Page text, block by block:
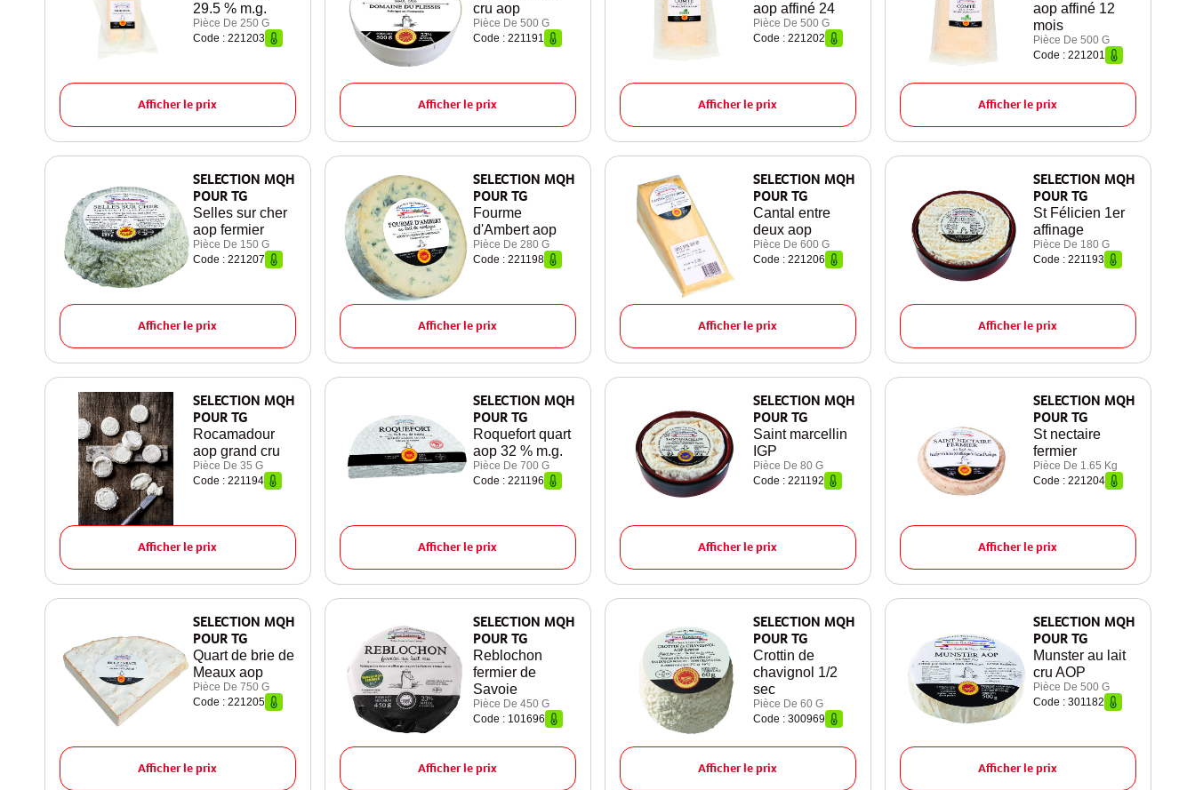
29.5 % m.g.
Pièce De 250 G
Code : 221203
Afficher le prix
cru aop
Pièce De 500 G
Code : 221191
Afficher le prix
aop affiné 24
Pièce De 500 G
Code : 221202
Afficher le prix
aop affiné 12
mois
Pièce De 500 G
Code : 221201
Afficher le prix
SELECTION MQH
POUR TG
Selles sur cher
aop fermier
Pièce De 150 G
Code : 221207
Afficher le prix
SELECTION MQH
POUR TG
Fourme
d'Ambert aop
Pièce De 280 G
Code : 221198
Afficher le prix
SELECTION MQH
POUR TG
Cantal entre
deux aop
Pièce De 600 G
Code : 221206
Afficher le prix
SELECTION MQH
POUR TG
St Félicien 1er
affinage
Pièce De 180 G
Code : 221193
Afficher le prix
SELECTION MQH
POUR TG
Rocamadour
aop grand cru
Pièce De 35 G
Code : 221194
Afficher le prix
SELECTION MQH
POUR TG
Roquefort quart
aop 32 % m.g.
Pièce De 700 G
Code : 221196
Afficher le prix
SELECTION MQH
POUR TG
Saint marcellin
IGP
Pièce De 80 G
Code : 221192
Afficher le prix
SELECTION MQH
POUR TG
St nectaire
fermier
Pièce De 1.65 Kg
Code : 221204
Afficher le prix
SELECTION MQH
POUR TG
Quart de brie de
Meaux aop
Pièce De 750 G
Code : 221205
Afficher le prix
SELECTION MQH
POUR TG
Reblochon
fermier de
Savoie
Pièce De 450 G
Code : 101696
Afficher le prix
SELECTION MQH
POUR TG
Crottin de
chavignol 1/2
sec
Pièce De 60 G
Code : 300969
Afficher le prix
SELECTION MQH
POUR TG
Munster au lait
cru AOP
Pièce De 500 G
Code : 301182
Afficher le prix